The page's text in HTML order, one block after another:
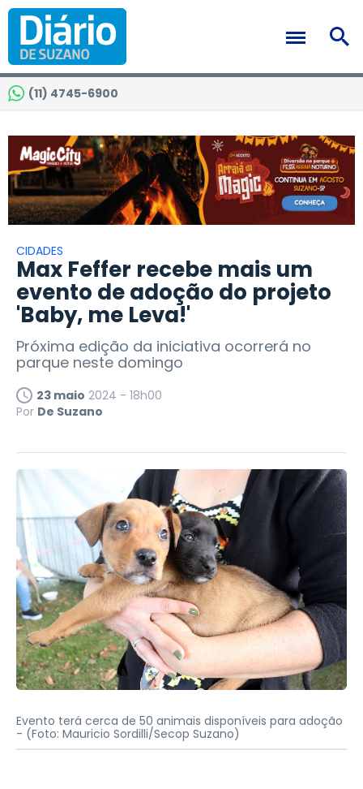
(11) 4745-6900
CIDADES
Max Feffer recebe mais um
evento de adoção do projeto
'Baby, me Leva!'
Próxima edição da iniciativa ocorrerá no
parque neste domingo
23 maio 2024 - 18h00
Por De Suzano
Evento terá cerca de 50 animais disponíveis para adoção
- (Foto: Mauricio Sordilli/Secop Suzano)